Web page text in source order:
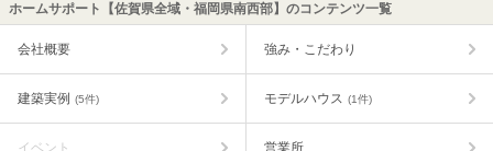
ホームサポート【佐賀県全域・福岡県南西部】のコンテンツ一覧
会社概要 強み・こだわり
建築実例 (5件) モデルハウス (1件)
イベント 営業所